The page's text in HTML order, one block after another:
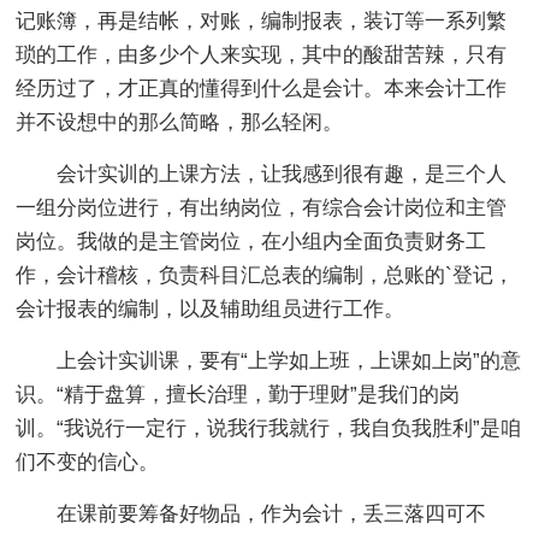
记账簿，再是结帐，对账，编制报表，装订等一系列繁
琐的工作，由多少个人来实现，其中的酸甜苦辣，只有
经历过了，才正真的懂得到什么是会计。本来会计工作
并不设想中的那么简略，那么轻闲。
会计实训的上课方法，让我感到很有趣，是三个人
一组分岗位进行，有出纳岗位，有综合会计岗位和主管
岗位。我做的是主管岗位，在小组内全面负责财务工
作，会计稽核，负责科目汇总表的编制，总账的`登记，
会计报表的编制，以及辅助组员进行工作。
上会计实训课，要有“上学如上班，上课如上岗”的意
识。“精于盘算，擅长治理，勤于理财”是我们的岗
训。“我说行一定行，说我行我就行，我自负我胜利”是咱
们不变的信心。
在课前要筹备好物品，作为会计，丢三落四可不